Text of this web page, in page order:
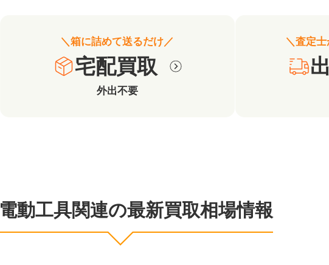
＼箱に詰めて送るだけ／
宅配買取
外出不要
＼査定
電動工具関連の最新買取相場情報